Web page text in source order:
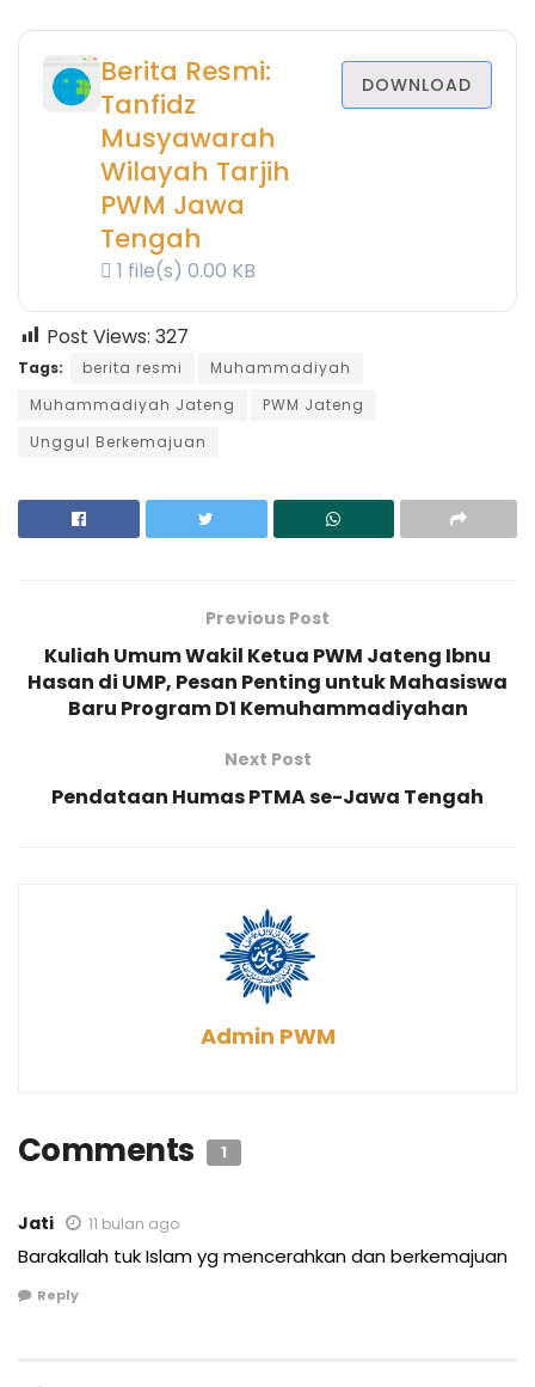
Berita Resmi:
Tanfidz
Musyawarah
Wilayah Tarjih
PWM Jawa
Tengah
1 file(s) 0.00 KB
DOWNLOAD
Post Views: 327
Tags: berita resmi
Muhammadiyah
Muhammadiyah Jateng
PWM Jateng
Unggul Berkemajuan
Previous Post
Kuliah Umum Wakil Ketua PWM Jateng Ibnu
Hasan di UMP, Pesan Penting untuk Mahasiswa
Baru Program D1 Kemuhammadiyahan
Next Post
Pendataan Humas PTMA se-Jawa Tengah
Admin PWM
Comments 1
Jati 11 bulan ago
Barakallah tuk Islam yg mencerahkan dan berkemajuan
Reply